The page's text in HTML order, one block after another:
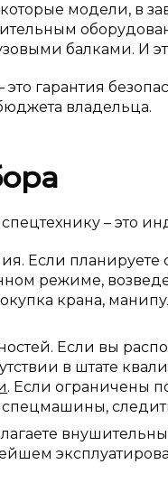
модели, в
балками. И
гарантия
владельца.
– это
Если планируете
режиме,
крана,
Если вы
в штате
. Если ограничены